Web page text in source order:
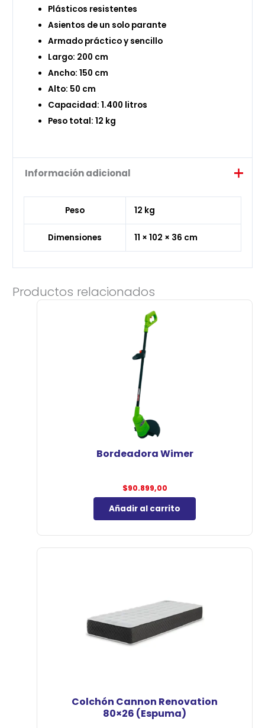
Plásticos resistentes
Asientos de un solo parante
Armado práctico y sencillo
Largo: 200 cm
Ancho: 150 cm
Alto: 50 cm
Capacidad: 1.400 litros
Peso total: 12 kg
Información adicional
Peso 12 kg
Dimensiones 11 × 102 × 36 cm
Productos relacionados
Bordeadora Wimer
$90.899,00
Añadir al carrito
Colchón Cannon Renovation
80×26 (Espuma)